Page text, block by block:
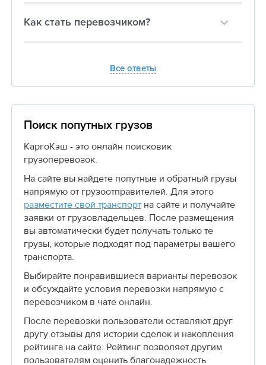
Как стать перевозчиком?
Все ответы
Поиск попутных грузов
КаргоКэш - это онлайн поисковик
грузоперевозок.
На сайте вы найдете попутные и обратный грузы
напрямую от грузоотправителей. Для этого
разместите свой транспортна сайте и получайте
заявки от грузовладельцев. После размещения
вы автоматически будет получать только те
грузы, которые подходят под параметры вашего
транспорта.
Выбирайте понравившиеся варианты перевозок
и обсуждайте условия перевозки напрямую с
перевозчиком в чате онлайн.
После перевозки пользователи оставляют друг
другу отзывы для истории сделок и накопления
рейтинга на сайте. Рейтинг позволяет другим
пользователям оценить благонадежность